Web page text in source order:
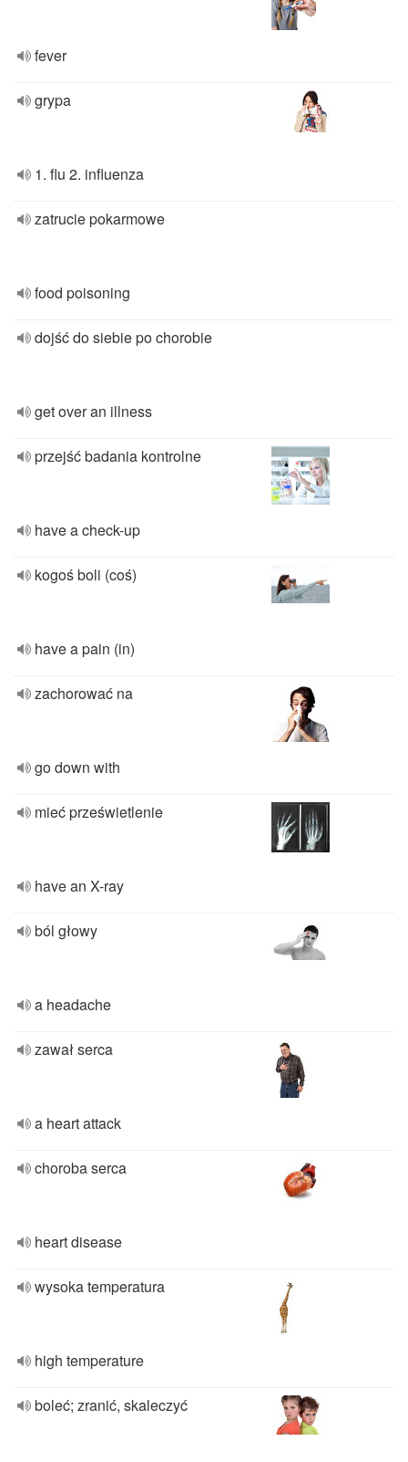
fever
grypa
1. flu 2. influenza
zatrucie pokarmowe
food poisoning
dojść do siebie po chorobie
get over an illness
przejść badania kontrolne
have a check-up
kogoś boli (coś)
have a pain (in)
zachorować na
go down with
mieć prześwietlenie
have an X-ray
ból głowy
a headache
zawał serca
a heart attack
choroba serca
heart disease
wysoka temperatura
high temperature
boleć; zranić, skaleczyć